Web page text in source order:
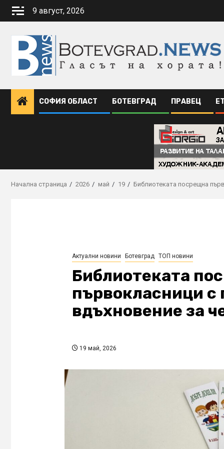
Skip
9 август, 2026
СОФИЯ ОБЛАСТ БОТЕВГРАД ПРАВЕЦ
Начална страница 2026 май 19 Библиотеката посрещна
Актуални новини Ботевград ТОП новини
Библиотеката
първокласници с
вдъхновение за
19 май, 2026